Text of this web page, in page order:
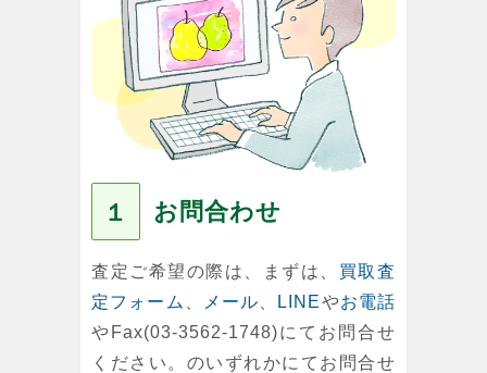
１ お問合わせ
査定ご希望の際は、まずは、 買取査
定フォーム
メール LINEやお電話
やFax(03-3562-1748)にてお問合せ
ください。のいずれかにてお問合せ